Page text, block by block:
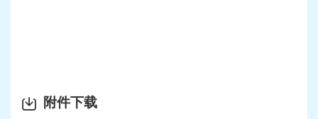
附件下载